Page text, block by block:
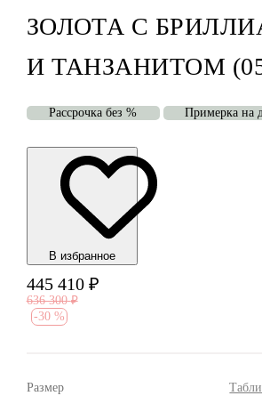
ЗОЛОТА С
И ТАНЗАНИТОМ
Рассрочка без % Примерка на
В избранноe
445 410 ₽
636 300 ₽
-30 %
Размер